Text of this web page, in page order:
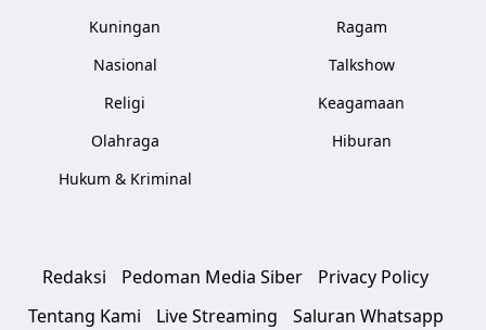
Kuningan
Nasional
Religi
Olahraga
Hukum & Kriminal
Ragam
Talkshow
Keagamaan
Hiburan
Redaksi Pedoman Media Siber
Privacy Policy
Tentang Kami
Live Streaming Saluran Whatsapp